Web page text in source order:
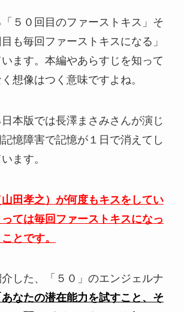
５０回目のファーストキス」そ
も毎回ファーストキスになる」
ます。本編やあらすじを知って
想像はつく意味ですよね。
本版では長澤まさみさんが演じ
憶障害で記憶が１日で消えてし
ます。
田孝之）が何度もキスをしてい
ては毎回ファーストキスになっ
とです。
した、「５０」のエンジェルナ
あなたの潜在能力を試すこと、そ